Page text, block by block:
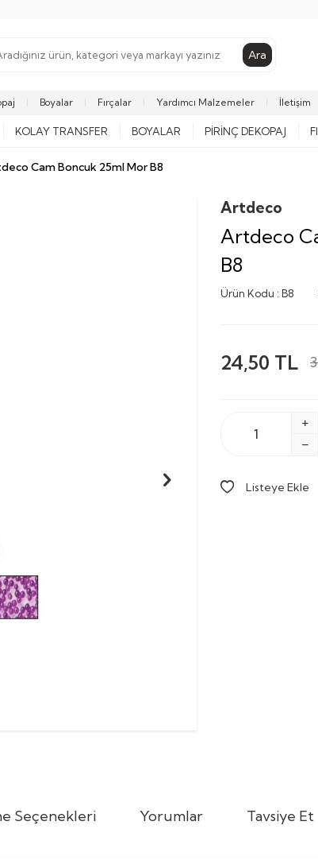
Ara
Boyalar Fırçalar Yardımcı Malzemeler İletişim
KOLAY TRANSFER BOYALAR PIRINÇ DEKOPAJ
Cam Boncuk 25ml Mor B8
Artdeco
Artdeco
B8
Ürün Kodu : B8
24,50 TL
Listeye Ekle
Seçenekleri Yorumlar Tavsiye Et